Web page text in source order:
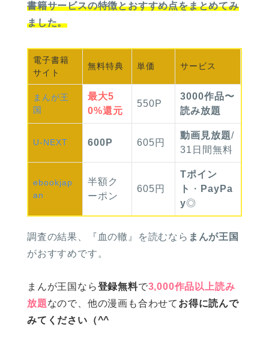
書籍サービスの特徴とおすすめ点をまとめてみ
ました。
電子書籍
サイト
無料特典 単価 サービス
まんが王
国
最大5
0%還元
550P
3000作品〜
読み放題
U-NEXT 600P 605円
動画見放題/
31日間無料
ebookjap
an
半額ク
ーポン
605円
Tポイン
ト
・ PayPa
y◎
調査の結果、 『血の轍』を読むなら まんが王国
がおすすめです。
まんが王国なら登録無料で3,000作品以上読み
放題なので、他の漫画も合わせて お得に読んで
みてください（^^